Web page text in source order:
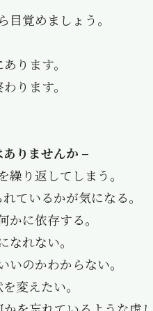
目覚めましょう。
ります。
ります。
りませんか –
繰り返してしまう。
ているかが気になる。
かに依存する。
なれない。
いのかわからない。
変えたい。